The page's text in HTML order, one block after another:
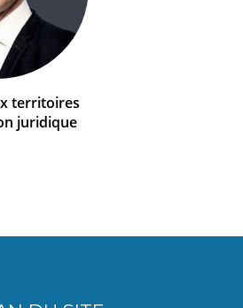
territoires
juridique